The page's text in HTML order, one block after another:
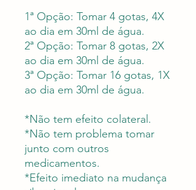
1ª Opção: Tomar 4 gotas, 4X
ao dia em 30ml de água.
2ª Opção: Tomar 8 gotas, 2X
ao dia em 30ml de água.
3ª Opção: Tomar 16 gotas, 1X
ao dia em 30ml de água.
*Não tem efeito colateral.
*Não tem problema tomar
junto com outros
medicamentos.
*Efeito imediato na mudança